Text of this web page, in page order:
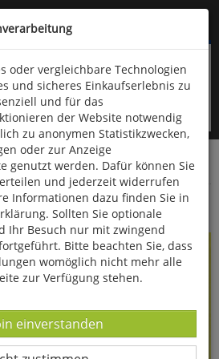
überspringen
(06766) 9323-960
Essen & Trinken
& Fisch
oder vergleichbare Technologien
und sicheres Einkaufserlebnis zu
und für das
der Website notwendig
zu anonymen Statistikzwecken,
oder zur Anzeige
genutzt werden. Dafür können Sie
und jederzeit widerrufen
Informationen dazu finden Sie in
Sollten Sie optionale
Ihr Besuch nur mit zwingend
Bitte beachten Sie, dass
womöglich nicht mehr alle
zur Verfügung stehen.
-
einverstanden